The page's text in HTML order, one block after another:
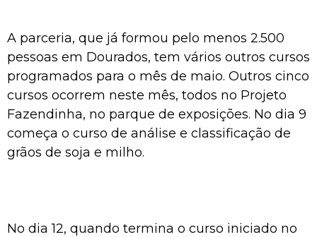
A parceria, que já formou pelo menos 2.500
pessoas em Dourados, tem vários outros cursos
programados para o mês de maio. Outros cinco
cursos ocorrem neste mês, todos no Projeto
Fazendinha, no parque de exposições. No dia 9
começa o curso de análise e classificação de
grãos de soja e milho.
No dia 12, quando termina o curso iniciado no